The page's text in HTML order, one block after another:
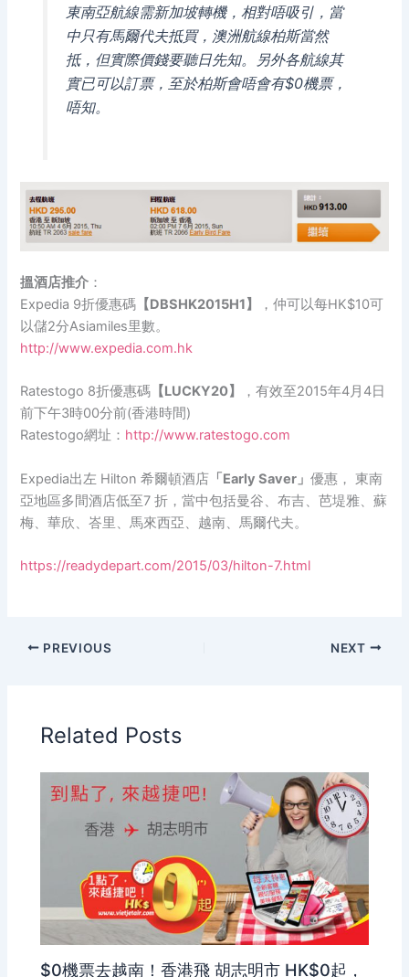
東南亞航線需新加坡轉機，相對唔吸引，當
中只有馬爾代夫抵買，澳洲航線柏斯當然
抵，但實際價錢要聽日先知。另外各航線其
實已可以訂票，至於柏斯會唔會有$0機票，
唔知。
搵酒店推介 ：
Expedia 9折優惠碼 【DBSHK2015H1】
，仲可以每HK$10可
以儲2分Asiamiles里數。
http://www.expedia.com.hk
Ratestogo 8折優惠碼 【LUCKY20】
，有效至2015年4月4日
前下午3時00分前(香港時間)
Ratestogo網址： http://www.ratestogo.com
Expedia出左 Hilton 希爾頓酒店 「Early Saver」優惠， 東南
亞地區多間酒店低至7 折，當中包括曼谷、布吉、芭堤雅、蘇
梅、華欣、峇里、馬來西亞、越南、馬爾代夫。
https://readydepart.com/2015/03/hilton-7.html
PREVIOUS NEXT
Related Posts
$0機票去越南！香港飛 胡志明市 HK$0起，